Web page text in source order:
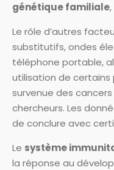
génétique familiale
Le rôle d’autres
substitutifs, ondes
téléphone portable,
utilisation de certains
survenue des
chercheurs. Les
de conclure avec
Le système
la réponse au